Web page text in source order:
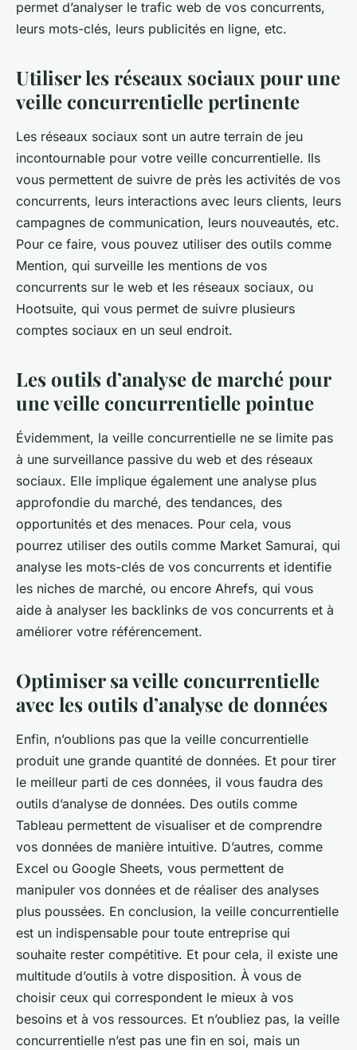
permet d’analyser le trafic web de vos concurrents,
leurs mots-clés, leurs publicités en ligne, etc.
Utiliser les réseaux sociaux pour une
veille concurrentielle pertinente
Les réseaux sociaux sont un autre terrain de jeu
incontournable pour votre veille concurrentielle. Ils
vous permettent de suivre de près les activités de vos
concurrents, leurs interactions avec leurs clients, leurs
campagnes de communication, leurs nouveautés, etc.
Pour ce faire, vous pouvez utiliser des outils comme
Mention, qui surveille les mentions de vos
concurrents sur le web et les réseaux sociaux, ou
Hootsuite, qui vous permet de suivre plusieurs
comptes sociaux en un seul endroit.
Les outils d’analyse de marché pour
une veille concurrentielle pointue
Évidemment, la veille concurrentielle ne se limite pas
à une surveillance passive du web et des réseaux
sociaux. Elle implique également une analyse plus
approfondie du marché, des tendances, des
opportunités et des menaces. Pour cela, vous
pourrez utiliser des outils comme Market Samurai, qui
analyse les mots-clés de vos concurrents et identifie
les niches de marché, ou encore Ahrefs, qui vous
aide à analyser les backlinks de vos concurrents et à
améliorer votre référencement.
Optimiser sa veille concurrentielle
avec les outils d’analyse de données
Enfin, n’oublions pas que la veille concurrentielle
produit une grande quantité de données. Et pour tirer
le meilleur parti de ces données, il vous faudra des
outils d’analyse de données. Des outils comme
Tableau permettent de visualiser et de comprendre
vos données de manière intuitive. D’autres, comme
Excel ou Google Sheets, vous permettent de
manipuler vos données et de réaliser des analyses
plus poussées. En conclusion, la veille concurrentielle
est un indispensable pour toute entreprise qui
souhaite rester compétitive. Et pour cela, il existe une
multitude d’outils à votre disposition. À vous de
choisir ceux qui correspondent le mieux à vos
besoins et à vos ressources. Et n’oubliez pas, la veille
concurrentielle n’est pas une fin en soi, mais un